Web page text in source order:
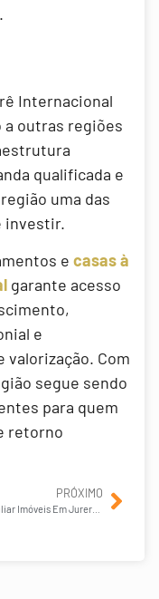
Internacional
a outras regiões
qualificada e
uma das
investir.
e casas à
garante acesso
e
Com
segue sendo
para quem
retorno
PRÓXIMO
Como Avaliar Imóveis Em Jurerê Internacional Para Investimento?